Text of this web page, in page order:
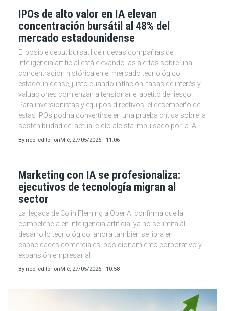
IPOs de alto valor en IA elevan
concentración bursátil al 48% del
mercado estadounidense
El posible debut bursátil de nuevas compañías de
inteligencia artificial está elevando las alertas sobre una
concentración histórica en el mercado tecnológico
estadounidense, justo cuando inflación, tasas de interés y
valuaciones comienzan a tensionar el apetito de riesgo.
Para inversionistas y equipos directivos, el desempeño de
estas IPOs podría convertirse en una prueba crítica sobre la
sostenibilidad del actual ciclo alcista impulsado por la IA.
By neo_editor onMié, 27/05/2026 - 11:06
Marketing con IA se profesionaliza:
ejecutivos de tecnología migran al
sector
La llegada de Colin Fleming a OpenAI confirma que la
competencia en inteligencia artificial ya no se limita al
desarrollo tecnológico: ahora también se libra en
capacidades comerciales, posicionamiento corporativo y
expansión empresarial.
By neo_editor on Mié, 27/05/2026 - 10:58